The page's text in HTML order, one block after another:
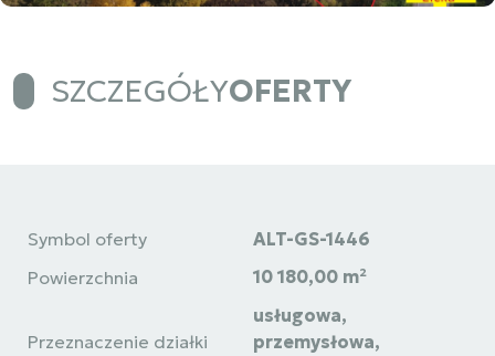
SZCZEGÓŁYOFERTY
Symbol oferty
ALT-GS-1446
Powierzchnia
10 180,00 m²
Przeznaczenie działki
usługowa,
przemysłowa,